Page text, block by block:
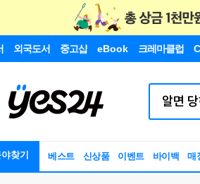
외국도서 중고샵 eBook 크레마클럽
찾기 베스트 신상품 이벤트 바이백 매